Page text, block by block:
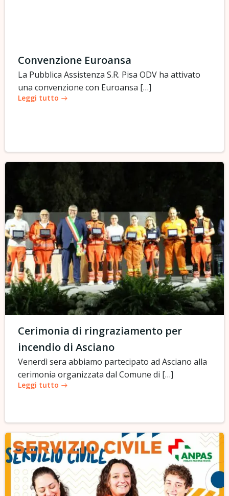
Convenzione Euroansa
La Pubblica Assistenza S.R. Pisa ODV ha attivato
una convenzione con Euroansa […]
Leggi tutto
Cerimonia di ringraziamento per
incendio di Asciano
Venerdì sera abbiamo partecipato ad Asciano alla
cerimonia organizzata dal Comune di […]
Leggi tutto